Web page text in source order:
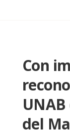
Con
del